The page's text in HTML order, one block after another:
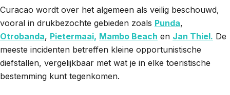
Curacao wordt over het algemeen als veilig beschouwd,
vooral in drukbezochte gebieden zoals Punda,
Otrobanda, Pietermaai, Mambo Beach en Jan Thiel. De
meeste incidenten betreffen kleine opportunistische
diefstallen, vergelijkbaar met wat je in elke toeristische
bestemming kunt tegenkomen.